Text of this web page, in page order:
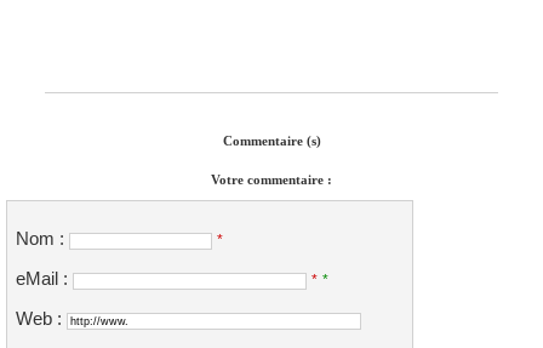
Commentaire (s)
Votre commentaire :
Nom : *
eMail : * *
Web :